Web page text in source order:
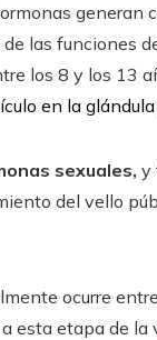
generan
las funciones
los 8 y los 13
en la
sexuales, y
del vello
ocurre
esta etapa de